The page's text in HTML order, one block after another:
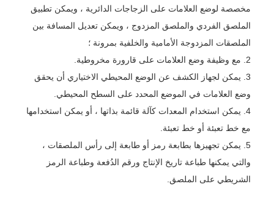
مخصصة لوضع العلامات على الزجاجات الدائرية ، ويمكن تطبيق
الملصق الفردي والملصق المزدوج ، ويمكن تعديل المسافة بين
الملصقات المزدوجة الأمامية والخلفية بمرونة ؛
2. مع وظيفة وضع العلامات على قارورة مخروطية.
3. يمكن لجهاز الكشف عن الوضع المحيطي الاختياري أن يحقق
وضع العلامات في الموضع المحدد على السطح المحيطي.
4. يمكن استخدام المعدات كآلة قائمة بذاتها ، أو يمكن استخدامها
مع خط تعبئة أو خط تعبئة.
5. يمكن تجهيزها بطابعة رمز أو طابعة إلى رأس الملصقات ،
والتي يمكنها طباعة تاريخ الإنتاج ورقم الدُفعة وطباعة الرمز
الشريطي على الملصق.